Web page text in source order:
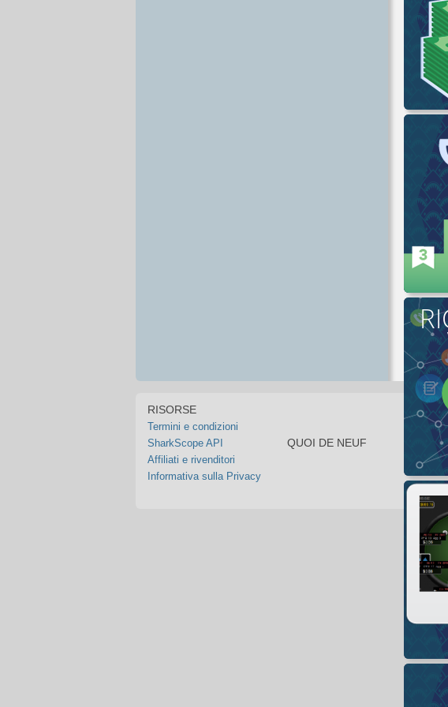
RISORSE
Termini e condizioni
SharkScope API
Affiliati e rivenditori
Informativa sulla Privacy
QUOI DE NEUF